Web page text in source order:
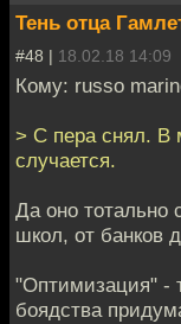
Тень отца
#48 | 18.02.18 14:09
Кому: russo
> С пера снял. В
случается.
Да оно тотально
школ, от банков
"Оптимизация" -
боядства